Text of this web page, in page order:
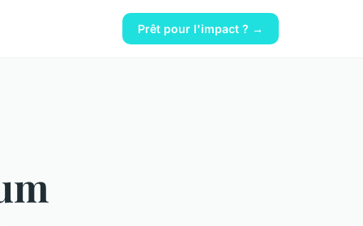
Prêt pour l'impact ? →